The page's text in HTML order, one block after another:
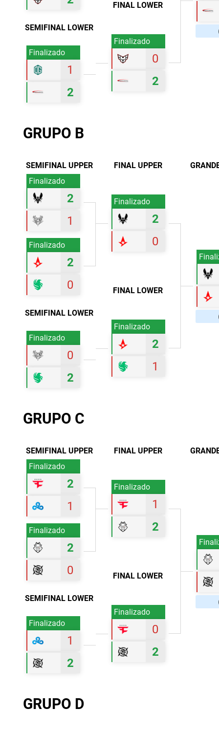
FINAL LOWER
Finalizado
0
2
SEMIFINAL LOWER
Finalizado
1
2
GRUPO B
FINAL UPPER
Finalizado
2
0
FINAL LOWER
Finalizado
2
1
SEMIFINAL UPPER
Finalizado
2
1
Finalizado
2
0
SEMIFINAL LOWER
Finalizado
0
2
GRUPO C
FINAL UPPER
Finalizado
1
2
FINAL LOWER
Finalizado
0
2
SEMIFINAL UPPER
Finalizado
2
1
Finalizado
2
0
SEMIFINAL LOWER
Finalizado
1
2
GRUPO D